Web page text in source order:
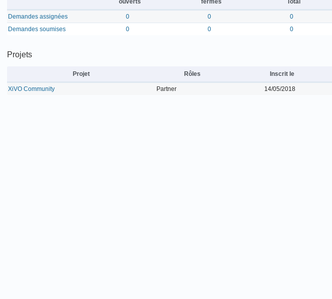
Demandes assignées 0 0
0
Demandes soumises
0 0 0
Projets
Projet Rôles Inscrit le
XiVO Community Partner 14/05/2018